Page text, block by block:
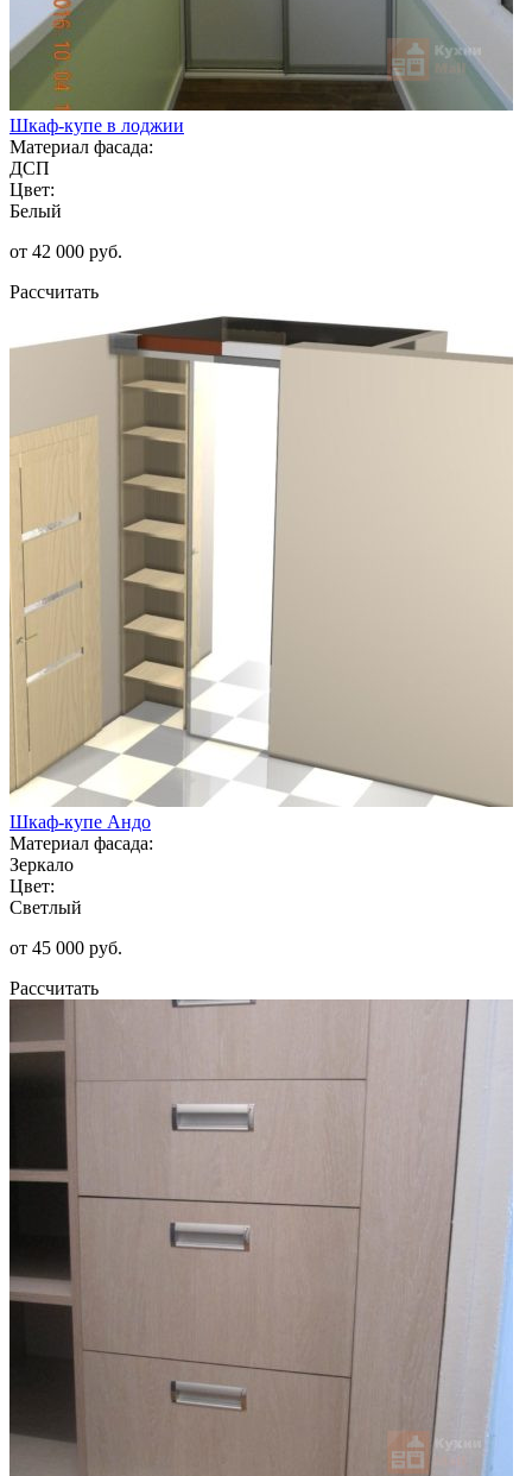
Шкаф-купе в лоджии
Материал фасада:
ДСП
Цвет:
Белый
от 42 000 руб.
Рассчитать
Шкаф-купе Андо
Материал фасада:
Зеркало
Цвет:
Светлый
от 45 000 руб.
Рассчитать